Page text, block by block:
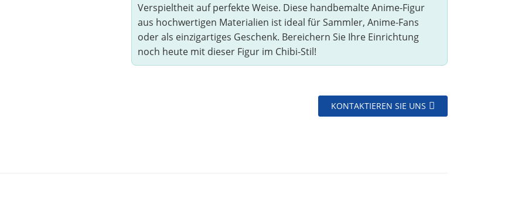
Verspieltheit auf perfekte Weise. Diese handbemalte Anime-Figur
aus hochwertigen Materialien ist ideal für Sammler, Anime-Fans
oder als einzigartiges Geschenk. Bereichern Sie Ihre Einrichtung
noch heute mit dieser Figur im Chibi-Stil!
KONTAKTIEREN SIE UNS